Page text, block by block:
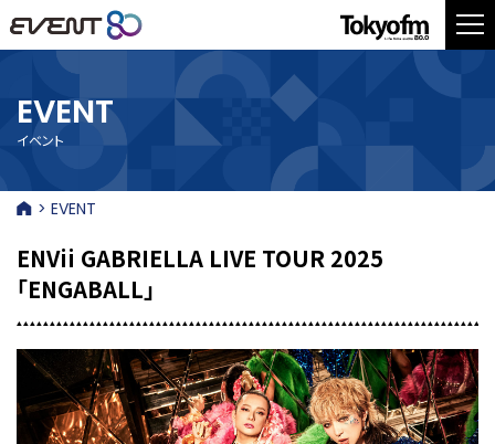
EVENT
イベント
> EVENT
ENVii GABRIELLA LIVE TOUR 2025
「ENGABALL」